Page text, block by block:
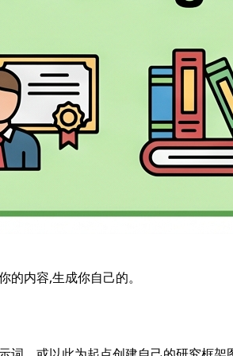
的内容,生成你自己的。